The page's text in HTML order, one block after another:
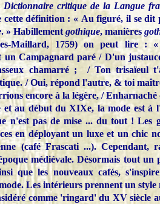
Dictionnaire critique de la Langue
cette définition : « Au figuré, il se dit
. » Habillement gothique, manières
Maillard, 1759) on peut lire :
un Campagnard paré / D'un
chamarré ; / Ton trisaïeul
/ Oui, répond l'autre, & toi
encore à la légère, /
au début du XIXe, la mode est à
n'est pas de mise ... du tout ! Les
en déployant un luxe et un chic
(café Frascati ...). Cependant,
médiévale. Désormais tout un
que les nouveaux cafés,
Les intérieurs prennent un style
comme 'ringard' du XV siècle